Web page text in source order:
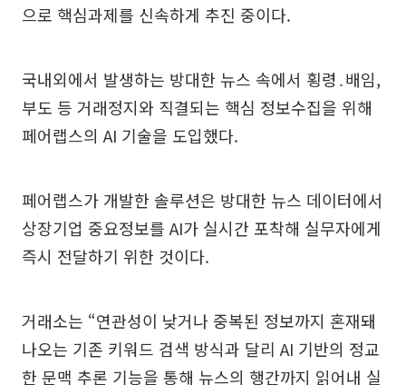
으로 핵심과제를 신속하게 추진 중이다.
국내외에서 발생하는 방대한 뉴스 속에서 횡령․배임,
부도 등 거래정지와 직결되는 핵심 정보수집을 위해
페어랩스의 AI 기술을 도입했다.
페어랩스가 개발한 솔루션은 방대한 뉴스 데이터에서
상장기업 중요정보를 AI가 실시간 포착해 실무자에게
즉시 전달하기 위한 것이다.
거래소는 “연관성이 낮거나 중복된 정보까지 혼재돼
나오는 기존 키워드 검색 방식과 달리 AI 기반의 정교
한 문맥 추론 기능을 통해 뉴스의 행간까지 읽어내 실